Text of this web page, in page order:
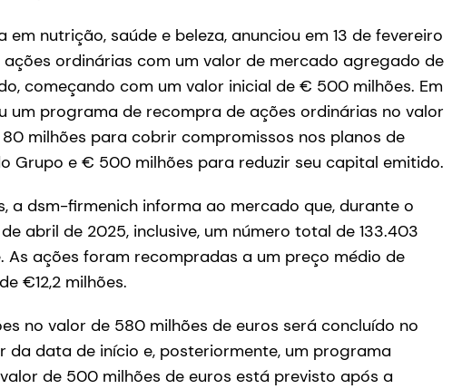
nutrição, saúde e beleza, anunciou em 13 de fevereiro
ordinárias com um valor de mercado agregado de
começando com um valor inicial de € 500 milhões. Em
um programa de recompra de ações ordinárias no valor
milhões para cobrir compromissos nos planos de
Grupo e € 500 milhões para reduzir seu capital emitido.
a dsm-firmenich informa ao mercado que, durante o
abril de 2025, inclusive, um número total de 133.403
As ações foram recompradas a um preço médio de
€12,2 milhões.
no valor de 580 milhões de euros será concluído no
da data de início e, posteriormente, um programa
de 500 milhões de euros está previsto após a